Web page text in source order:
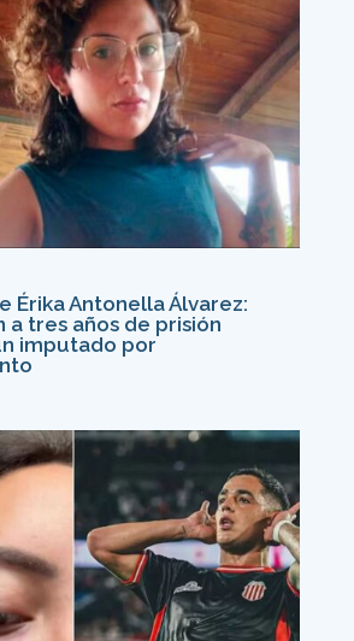
Érika Antonella Álvarez:
a tres años de prisión
imputado por